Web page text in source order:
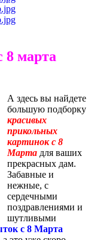
8 марта
А здесь вы найдете
большую подборку
красивых
прикольных
картинок с 8
Марта для ваших
прекрасных дам.
Забавные и
нежные, с
сердечными
поздравлениями и
шутливыми
с 8 Марта